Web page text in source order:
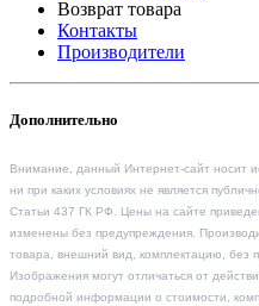
Возврат товара
Контакты
Производители
Дополнительно
Внимание, данный Интернет-сайт носит
ни при каких условиях не является
Статьи 437 ГК РФ. Цены на сайте
изменены без предупреждения.
товара, внешний вид, комплектацию, без
Изображения могут отличаться от
подробной информации о стоимости,